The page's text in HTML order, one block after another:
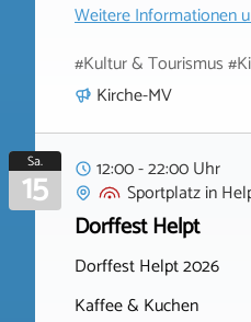
Weitere Informationen
#Kultur & Tourismus
Kirche-MV
Sa.
15
12:00 - 22:00 Uhr
Sportplatzin
Dorffest Helpt
Dorffest Helpt 2026
Kaffee & Kuchen